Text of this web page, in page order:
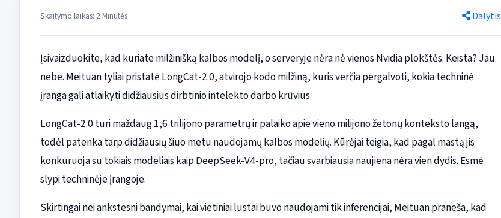
Skaitymo laikas: 2 Minutės Dalytis
Įsivaizduokite, kad kuriate milžinišką kalbos modelį, o serveryje nėra nė vienos Nvidia plokštės. Keista? Jau
nebe. Meituan tyliai pristatė LongCat-2.0, atvirojo kodo milžiną, kuris verčia pergalvoti, kokia techninė
įranga gali atlaikyti didžiausius dirbtinio intelekto darbo krūvius.
LongCat-2.0 turi maždaug 1,6 trilijono parametrų ir palaiko apie vieno milijono žetonų konteksto langą,
todėl patenka tarp didžiausių šiuo metu naudojamų kalbos modelių. Kūrėjai teigia, kad pagal mastą jis
konkuruoja su tokiais modeliais kaip DeepSeek-V4-pro, tačiau svarbiausia naujiena nėra vien dydis. Esmė
slypi techninėje įrangoje.
Skirtingai nei ankstesni bandymai, kai vietiniai lustai buvo naudojami tik inferencijai, Meituan praneša, kad